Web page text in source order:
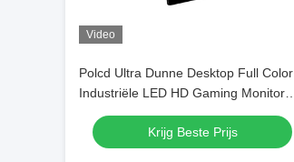
Video
Polcd Ultra Dunne Desktop Full Color
Industriële LED HD Gaming Monitor
11.6 Inch
Krijg Beste Prijs